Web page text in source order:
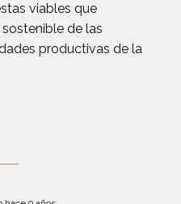
viables que
de las
productivas de la